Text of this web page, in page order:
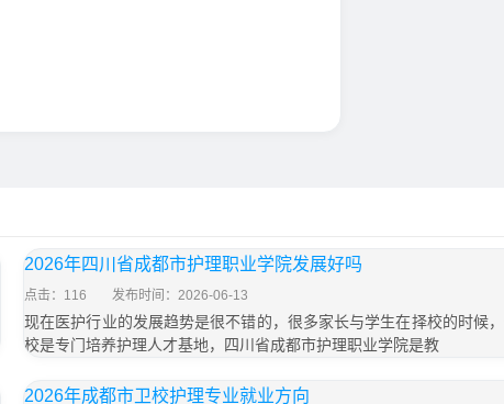
2026年四川省成都市护理职业学院发展好吗
点击：116 发布时间：2026-06-13
现在医护行业的发展趋势是很不错的，很多家长与学生在择校的时候
校是专门培养护理人才基地，四川省成都市护理职业学院是教
2026年成都市卫校护理专业就业方向